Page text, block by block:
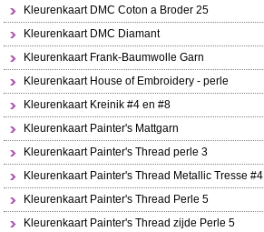
Kleurenkaart DMC Coton a Broder 25
Kleurenkaart DMC Diamant
Kleurenkaart Frank-Baumwolle Garn
Kleurenkaart House of Embroidery - perle
Kleurenkaart Kreinik #4 en #8
Kleurenkaart Painter's Mattgarn
Kleurenkaart Painter's Thread perle 3
Kleurenkaart Painter's Thread Metallic Tresse #4
Kleurenkaart Painter's Thread Perle 5
Kleurenkaart Painter's Thread zijde Perle 5